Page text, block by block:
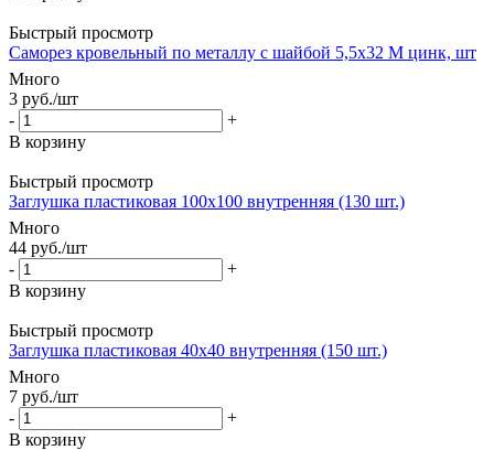
Быстрый просмотр
Саморез кровельный по металлу с шайбой 5,5x32 М цинк, шт
Много
3 руб./шт
-
+
В корзину
Быстрый просмотр
Заглушка пластиковая 100х100 внутренняя (130 шт.)
Много
44 руб./шт
-
+
В корзину
Быстрый просмотр
Заглушка пластиковая 40х40 внутренняя (150 шт.)
Много
7 руб./шт
-
+
В корзину